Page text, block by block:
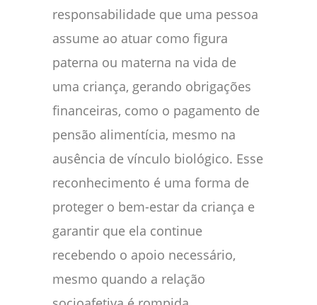
responsabilidade que uma pessoa
assume ao atuar como figura
paterna ou materna na vida de
uma criança, gerando obrigações
financeiras, como o pagamento de
pensão alimentícia, mesmo na
ausência de vínculo biológico. Esse
reconhecimento é uma forma de
proteger o bem-estar da criança e
garantir que ela continue
recebendo o apoio necessário,
mesmo quando a relação